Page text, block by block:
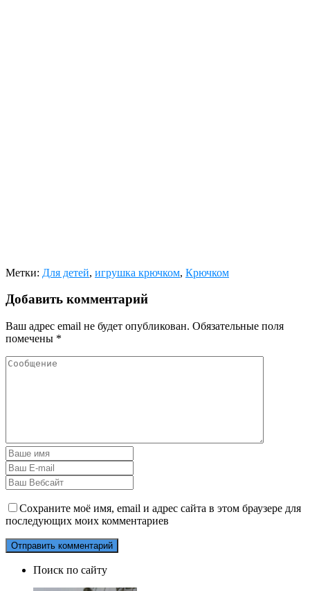
Метки: Для детей, игрушка крючком, Крючком
Добавить комментарий
Ваш адрес email не будет опубликован. Обязательные поля
помечены *
Сохраните моё имя, email и адрес сайта в этом браузере для
последующих моих комментариев
Поиск по сайту